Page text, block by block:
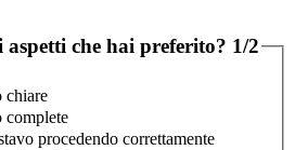
che hai preferito? 1/2
chiare
complete
procedendo correttamente